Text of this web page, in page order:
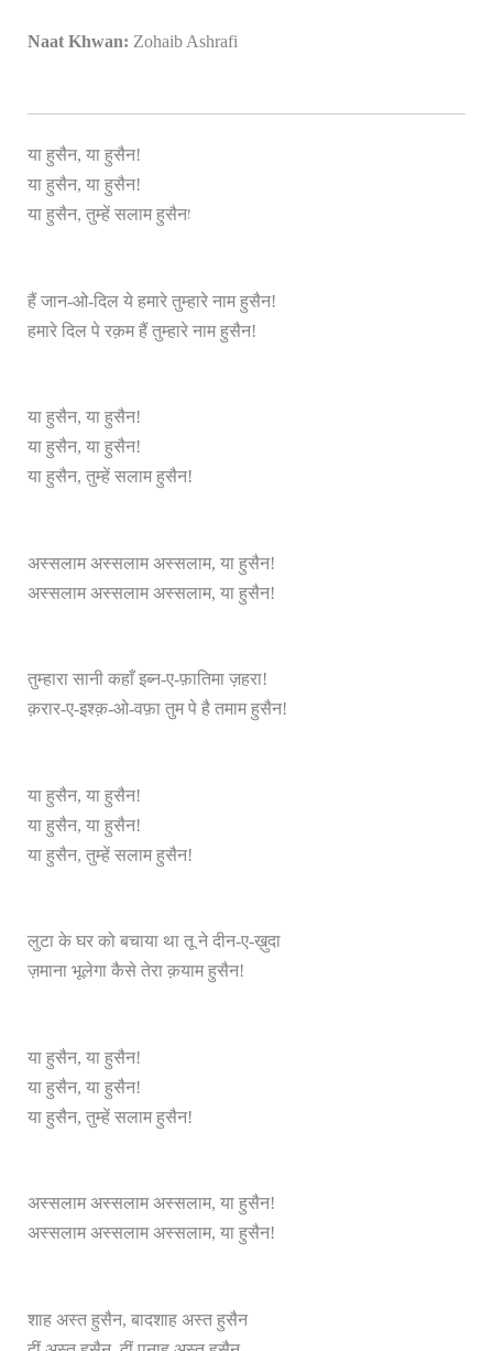
Naat Khwan: Zohaib Ashrafi
या हुसैन, या हुसैन!
या हुसैन, या हुसैन!
या हुसैन, तुम्हें सलाम हुसैन!
हैं जान-ओ-दिल ये हमारे तुम्हारे नाम हुसैन!
हमारे दिल पे रक़म हैं तुम्हारे नाम हुसैन!
या हुसैन, या हुसैन!
या हुसैन, या हुसैन!
या हुसैन, तुम्हें सलाम हुसैन!
अस्सलाम अस्सलाम अस्सलाम, या हुसैन!
अस्सलाम अस्सलाम अस्सलाम, या हुसैन!
तुम्हारा सानी कहाँ इब्न-ए-फ़ातिमा ज़हरा!
क़रार-ए-इश्क़-ओ-वफ़ा तुम पे है तमाम हुसैन!
या हुसैन, या हुसैन!
या हुसैन, या हुसैन!
या हुसैन, तुम्हें सलाम हुसैन!
लुटा के घर को बचाया था तू ने दीन-ए-ख़ुदा
ज़माना भूलेगा कैसे तेरा क़याम हुसैन!
या हुसैन, या हुसैन!
या हुसैन, या हुसैन!
या हुसैन, तुम्हें सलाम हुसैन!
अस्सलाम अस्सलाम अस्सलाम, या हुसैन!
अस्सलाम अस्सलाम अस्सलाम, या हुसैन!
शाह अस्त हुसैन, बादशाह अस्त हुसैन